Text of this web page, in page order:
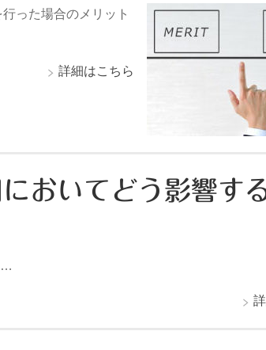
った場合のメリット
詳細はこちら
おいてどう影響す